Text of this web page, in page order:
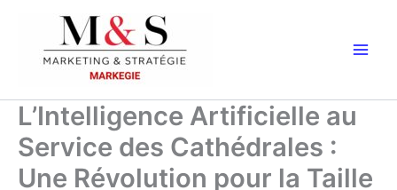
contenu
L’Intelligence Artificielle au
Service des Cathédrales :
Une Révolution pour la Taille